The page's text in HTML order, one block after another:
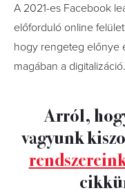
A 2021-es Facebook
előforduló online
hogy rengeteg előnye
magában a digitalizáció.
Arról,
vagyunk